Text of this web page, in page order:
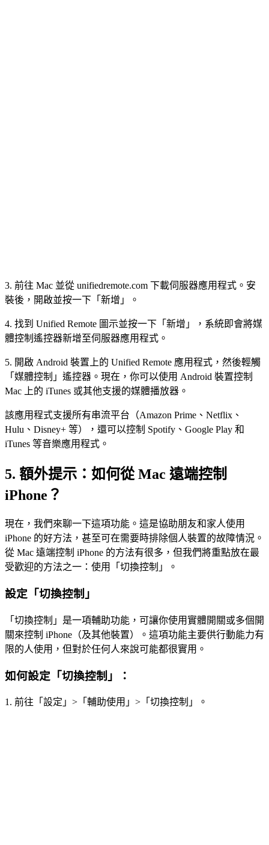
3. 前往 Mac 並從 unifiedremote.com 下載伺服器應用程式。安
裝後，開啟並按一下「新增」。
4. 找到 Unified Remote 圖示並按一下「新增」，系統即會將媒
體控制遙控器新增至伺服器應用程式。
5. 開啟 Android 裝置上的 Unified Remote 應用程式，然後輕觸
「媒體控制」遙控器。現在，你可以使用 Android 裝置控制
Mac 上的 iTunes 或其他支援的媒體播放器。
該應用程式支援所有串流平台（Amazon Prime、Netflix、
Hulu、Disney+ 等），還可以控制 Spotify、Google Play 和
iTunes 等音樂應用程式。
5. 額外提示：如何從 Mac 遠端控制
iPhone？
現在，我們來聊一下這項功能。這是協助朋友和家人使用
iPhone 的好方法，甚至可在需要時排除個人裝置的故障情況。
從 Mac 遠端控制 iPhone 的方法有很多，但我們將重點放在最
受歡迎的方法之一：使用「切換控制」。
設定「切換控制」
「切換控制」是一項輔助功能，可讓你使用實體開關或多個開
關來控制 iPhone（及其他裝置）。這項功能主要供行動能力有
限的人使用，但對於任何人來說可能都很實用。
如何設定「切換控制」：
1. 前往「設定」>「輔助使用」>「切換控制」。